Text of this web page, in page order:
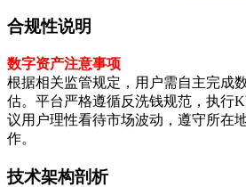
合规性说明
数字资产注意事项
根据相关监管规定，用户需自主完成
估。平台严格遵循反洗钱规范，执行
议用户理性看待市场波动，遵守所在
作。
技术架构剖析